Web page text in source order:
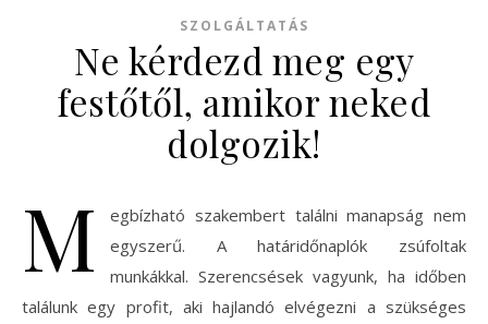
SZOLGÁLTATÁS
Ne kérdezd meg egy
festőtől, amikor neked
dolgozik!
M
egbízható szakembert találni manapság nem
egyszerű. A határidőnaplók zsúfoltak
munkákkal. Szerencsések vagyunk, ha időben
találunk egy profit, aki hajlandó elvégezni a szükséges